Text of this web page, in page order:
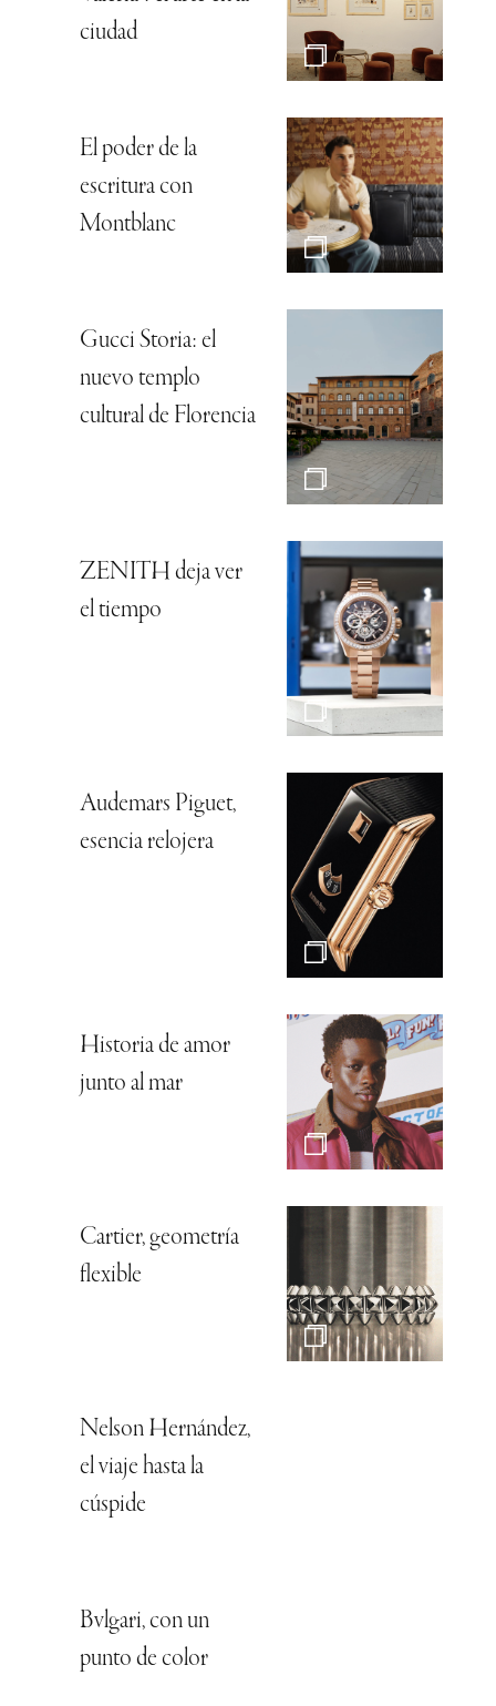
ciudad
El poder de la
escritura con
Montblanc
Gucci Storia: el
nuevo templo
cultural de Florencia
ZENITH deja ver
el tiempo
Audemars Piguet,
esencia relojera
Historia de amor
junto al mar
Cartier, geometría
flexible
Nelson Hernández,
el viaje hasta la
cúspide
Bvlgari, con un
punto de color